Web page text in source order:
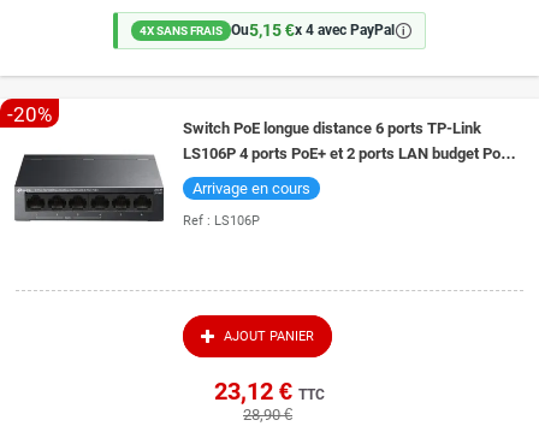
4X SANS FRAIS Ou5,15 €x 4 avec PayPal 🛈
-20%
Switch PoE longue distance 6 ports TP-Link
LS106P 4 ports PoE+ et 2 ports LAN budget PoE
65W
Arrivage en cours
Ref : LS106P
AJOUT PANIER
23,12 € TTC
28,90 €